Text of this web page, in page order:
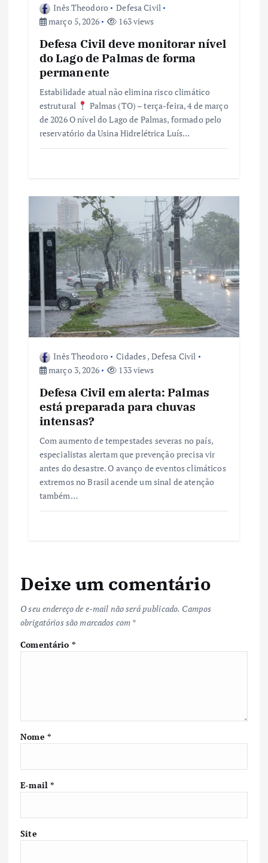
Inês Theodoro
Defesa Civil
março 5, 2026
163 views
Defesa Civil deve monitorar nível
do Lago de Palmas de forma
permanente
Estabilidade atual não elimina risco climático
estrutural
Palmas (TO) – terça-feira, 4 de março
de 2026 O nível do Lago de Palmas, formado pelo
reservatório da Usina Hidrelétrica Luís…
Inês Theodoro Cidades, Defesa Civil
março 3, 2026
133 views
Defesa Civil em alerta: Palmas
está preparada para chuvas
intensas?
Com aumento de tempestades severas no país,
especialistas alertam que prevenção precisa vir
antes do desastre. O avanço de eventos climáticos
extremos no Brasil acende um sinal de atenção
também…
Deixe um comentário
O seu endereço de e-mail não será publicado. Campos
obrigatórios são marcados com *
Comentário *
Nome *
E-mail*
Site